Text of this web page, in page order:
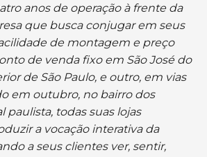
anos de operação à frente da
que busca conjugar em seus
de montagem e preço
de venda fixo em São José do
de São Paulo, e outro, em vias
em outubro, no bairro dos
paulista, todas suas lojas
a vocação interativa da
a seus clientes ver, sentir,